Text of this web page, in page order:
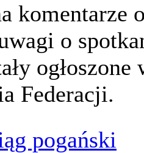
komentarze
o
ogłoszone
Federacji.
pogański